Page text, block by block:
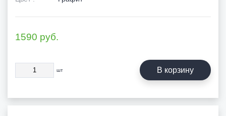
1590 руб.
шт В корзину